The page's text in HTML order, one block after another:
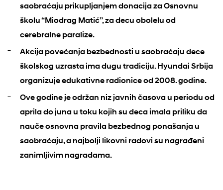
saobraćaju prikupljanjem donacija za Osnovnu
školu“Miodrag Matić”, za decu obolelu od
cerebralne paralize.
Akcija povećanja bezbednosti u saobraćaju dece
školskog uzrasta ima dugu tradiciju. Hyundai Srbija
organizuje edukativne radionice od 2008. godine.
Ove godine je održan niz javnih časova u periodu od
aprila do juna u toku kojih su deca imala priliku da
nauče osnovna pravila bezbednog ponašanja u
saobraćaju, a najbolji likovni radovi su nagrađeni
zanimljivim nagradama.